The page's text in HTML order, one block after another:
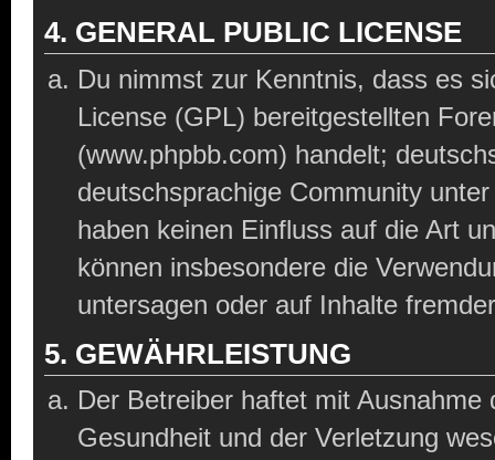
4. GENERAL PUBLIC LICENSE
Du nimmst zur Kenntnis, dass es
License (GPL) bereitgestellten
(www.phpbb.com) handelt;
deutschsprachige Community
haben keinen Einfluss auf die Art
können insbesondere die
untersagen oder auf Inhalte
5. GEWÄHRLEISTUNG
Der Betreiber haftet mit
Gesundheit und der Verletzung